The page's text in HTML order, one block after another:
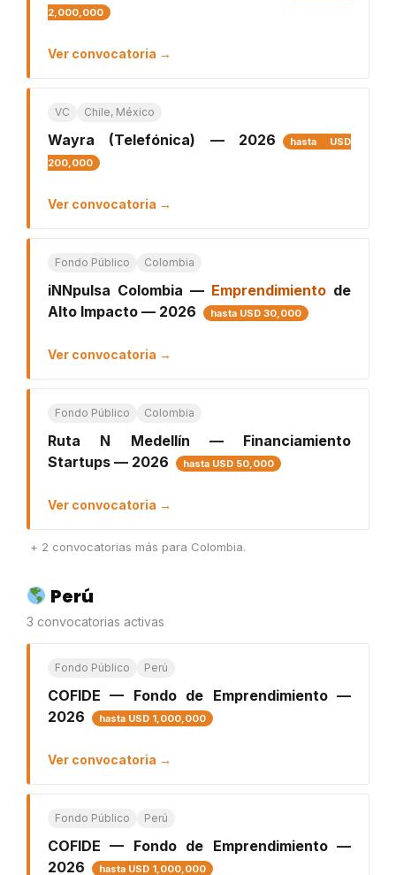
2,000,000
Ver convocatoria →
VC Chile, México
Wayra (Telefónica) — 2026
hasta USD
200,000
Ver convocatoria →
Fondo Público Colombia
iNNpulsa Colombia — Emprendimiento de
Alto Impacto — 2026
hasta USD 30,000
Ver convocatoria →
Fondo Público Colombia
Ruta N Medellín — Financiamiento
Startups — 2026
hasta USD 50,000
Ver convocatoria →
+ 2 convocatorias más para Colombia.
Perú
3 convocatorias activas
Fondo Público Perú
COFIDE — Fondo de Emprendimiento —
2026
hasta USD 1,000,000
Ver convocatoria →
Fondo Público Perú
COFIDE — Fondo de Emprendimiento —
2026
hasta USD 1,000,000